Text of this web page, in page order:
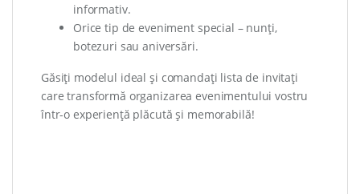
informativ.
Orice tip de eveniment special – nunți,
botezuri sau aniversări.
Găsiți modelul ideal și comandați lista de invitați
care transformă organizarea evenimentului vostru
într-o experiență plăcută și memorabilă!